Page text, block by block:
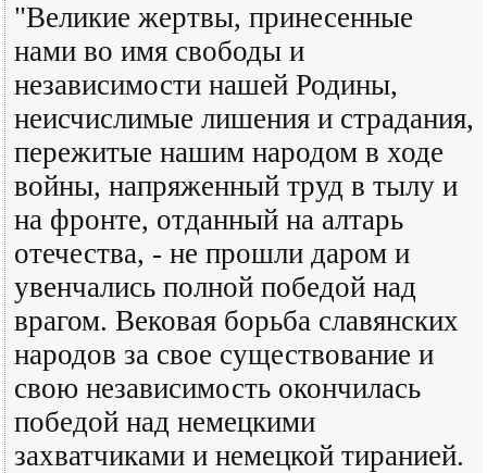
"Великие жертвы, принесенные
нами во имя свободы и
независимости нашей Родины,
неисчислимые лишения и страдания,
пережитые нашим народом в ходе
войны, напряженный труд в тылу и
на фронте, отданный на алтарь
отечества, - не прошли даром и
увенчались полной победой над
врагом. Вековая борьба славянских
народов за свое существование и
свою независимость окончилась
победой над немецкими
захватчиками и немецкой тиранией.